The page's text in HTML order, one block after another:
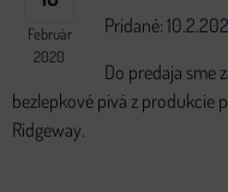
Február
2020
Pridané:
Do predaja sme
bezlepkové pivá z produkcie
Ridgeway.